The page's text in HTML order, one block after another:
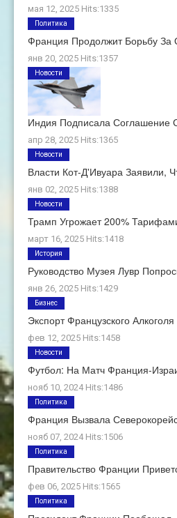
мая 12, 2025 Hits:1335
Франция Продолжит Борьбу
янв 20, 2025 Hits:1357
Политика
Индия Подписала
апр 28, 2025 Hits:1365
Новости
Власти Кот-Д'Ивуара Заявили,
янв 02, 2025 Hits:1388
Новости
Трамп Угрожает 200%
март 16, 2025 Hits:1418
Новости
Руководство Музея Лувр
янв 26, 2025 Hits:1429
История
Экспорт Французского
фев 12, 2025 Hits:1458
Бизнес
Футбол: На Матч Франция-
нояб 10, 2024 Hits:1486
Новости
Франция Вызвала
нояб 07, 2024 Hits:1506
Политика
Правительство Франции
фев 06, 2025 Hits:1565
Политика
Политика